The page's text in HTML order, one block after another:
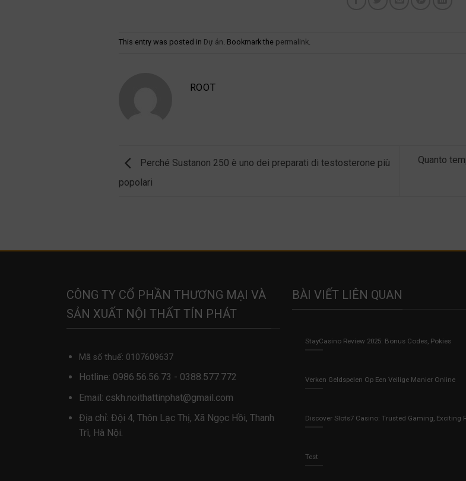
This entry was posted in Dự án. Bookmark the permalink.
ROOT
Perché Sustanon 250 è uno dei preparati di testosterone più
popolari
Quanto
CÔNG TY CỔ PHẦN THƯƠNG MẠI VÀ
SẢN XUẤT NỘI THẤT TÍN PHÁT
Mã số thuế: 0107609637
Hotline: 0986.56.56.73 - 0388.577.772
Email: cskh.noithattinphat@gmail.com
Địa chỉ: Đội 4, Thôn Lạc Thị, Xã Ngọc Hồi, Thanh
Trì, Hà Nội.
BÀI VIẾT LIÊN QUAN
StayCasino Review 2025: Bonus Codes, Pokies
Verken Geldspelen Op Een Veilige Manier Online
Discover Slots7 Casino: Trusted Gaming, Exciting
Test